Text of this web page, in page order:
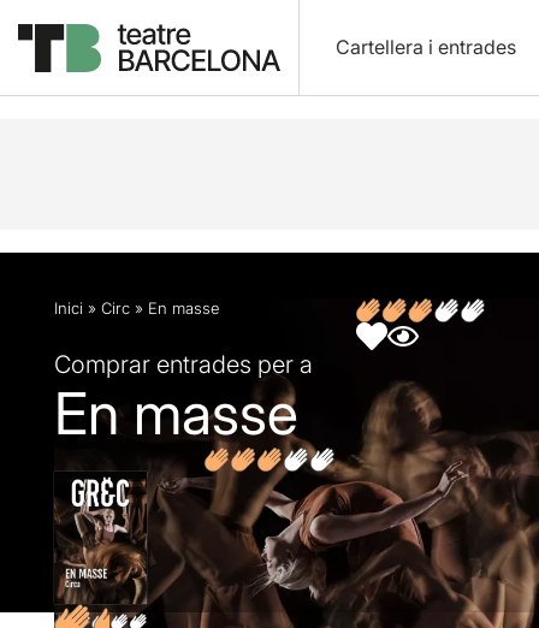
Cartellera i entrades
Descripció Fitxa artística Fotos i vídeos
Inici » Circ » En masse
Comprar entrades per a
En masse